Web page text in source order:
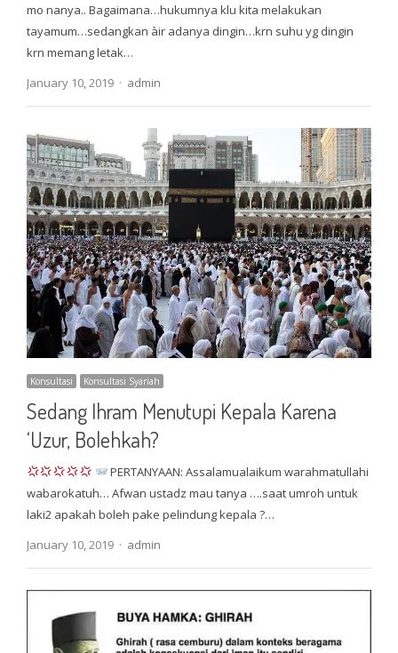
mo nanya.. Bagaimana…hukumnya klu kita melakukan
tayamum…sedangkan àir adanya dingin…krn suhu yg dingin
krn memang letak…
January 10, 2019
Author
admin
Konsultasi Konsultasi Syariah
Sedang Ihram Menutupi Kepala Karena
‘Uzur, Bolehkah?
PERTANYAAN: Assalamualaikum warahmatullahi
wabarokatuh… Afwan ustadz mau tanya ….saat umroh untuk
laki2 apakah boleh pake pelindung kepala ?…
January 10, 2019
Author
admin